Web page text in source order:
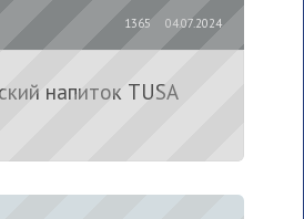
04.07.2024
1365
напиток TUSA